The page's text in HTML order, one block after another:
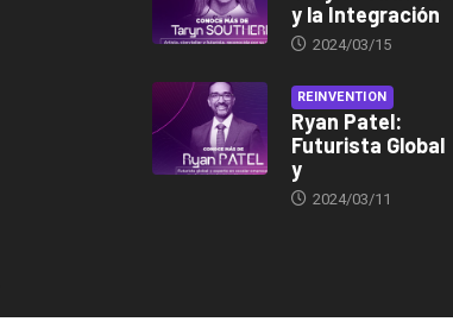
y la Integración
2024/03/15
REINVENTION
Ryan Patel:
Futurista Global
y
2024/03/11